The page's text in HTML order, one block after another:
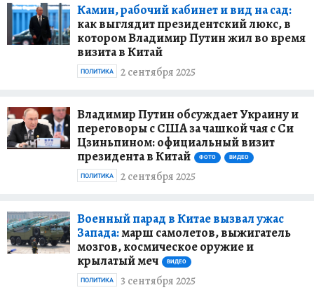
Камин, рабочий кабинет и вид на сад:
как выглядит президентский люкс, в
котором Владимир Путин жил во время
визита в Китай
2 сентября 2025
ПОЛИТИКА
Владимир Путин обсуждает Украину и
переговоры с США за чашкой чая с Си
Цзиньпином: официальный визит
президента в Китай
ФОТО ВИДЕО
2 сентября 2025
ПОЛИТИКА
Военный парад в Китае вызвал ужас
Запада:марш самолетов, выжигатель
мозгов, космическое оружие и
крылатый меч
ВИДЕО
3 сентября 2025
ПОЛИТИКА